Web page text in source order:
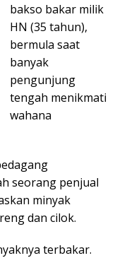
bakso bakar milik
HN (35 tahun),
bermula saat
banyak
pengunjung
tengah menikmati
wahana
seorang penjual
minyak
dan cilok.
terbakar.